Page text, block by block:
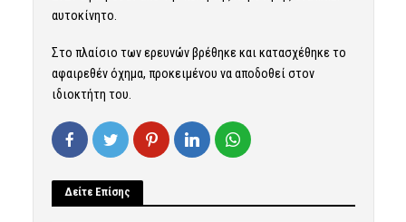
αυτοκίνητο.
Στο πλαίσιο των ερευνών βρέθηκε και κατασχέθηκε το
αφαιρεθέν όχημα, προκειμένου να αποδοθεί στον
ιδιοκτήτη του.
Δείτε Επίσης